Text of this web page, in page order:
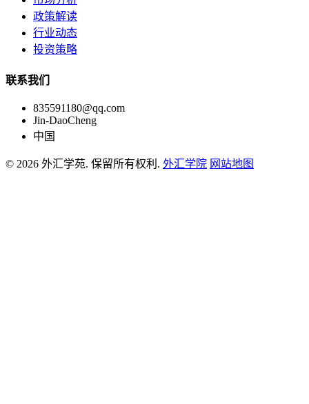
政策解读
行业动态
投资策略
联系我们
835591180@qq.com
Jin-DaoCheng
中国
© 2026 外汇学苑. 保留所有权利. 外汇学院 网站地图